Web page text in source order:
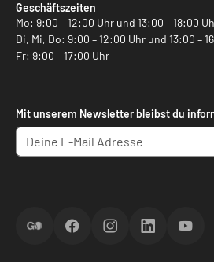
Geschäftszeiten
Mo: 9:00 – 12:00 Uhr und 13:00 – 18:00
Di, Mi, Do: 9:00 – 12:00 Uhr und 13:00 –
Fr: 9:00 – 17:00 Uhr
Mit unserem Newsletter bleibst du
ScoreGOFacebookInstagramLinkedIn